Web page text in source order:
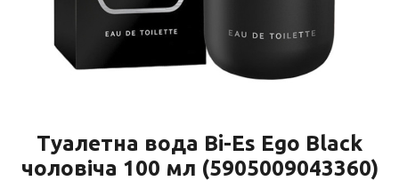
Туалетна вода Bi-Es Ego Black
чоловіча 100 мл (5905009043360)